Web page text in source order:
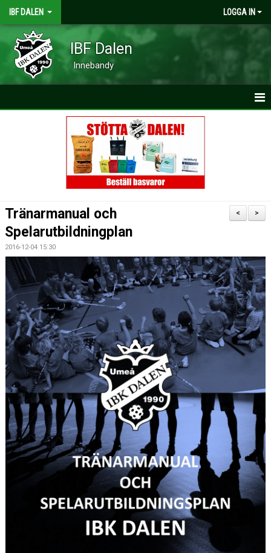
IBF DALEN LOGGA IN
IBF Dalen
Innebandy
VÅRA LAG
TRYGGA IDROTTSMILJÖER
UTBILDNING
ÖVERGÅNGSPOLICY
KONTAKT
>
<
Tränarmanual och
Spelarutbildningplan
2016-12-04 15:30